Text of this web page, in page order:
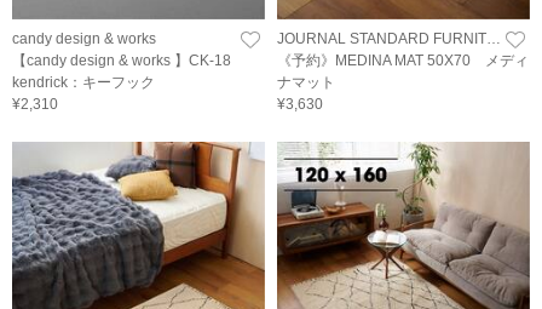
candy design & works
【candy design & works 】CK-18
kendrick：キーフック
¥2,310
JOURNAL STANDARD FURNITURE
《予約》MEDINA MAT 50X70 メディ
ナマット
¥3,630